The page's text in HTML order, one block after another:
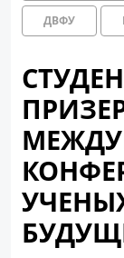
ДВФУ